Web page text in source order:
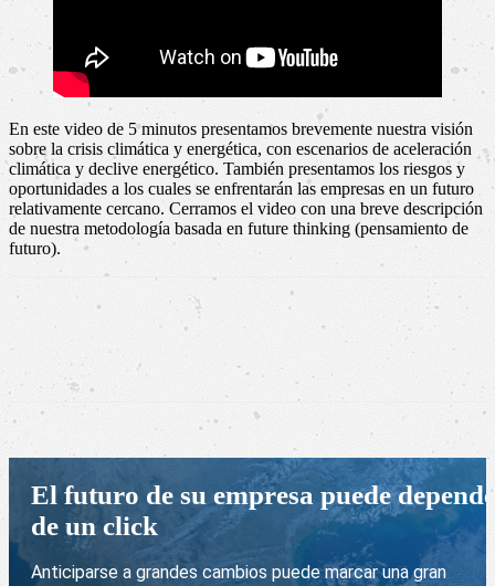
En este video de 5 minutos presentamos brevemente nuestra visión
sobre la crisis climática y energética, con escenarios de aceleración
climática y declive energético. También presentamos los riesgos y
oportunidades a los cuales se enfrentarán las empresas en un futuro
relativamente cercano. Cerramos el video con una breve descripción
de nuestra metodología basada en future thinking (pensamiento de
futuro).
El futuro de su empresa puede
de un click
Anticiparse a grandes cambios puede marcar una gran